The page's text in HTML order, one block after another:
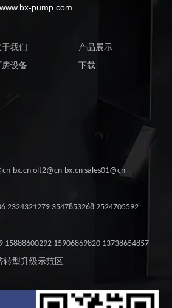
www.bx-pump.com
于我们
产品展示
房设备
下载
bx.cn olt2@cn-bx.cn sales01@cn-
2324321279 3547853268 2524705592
15888600292 15906869820 13738654857
转型升级示范区